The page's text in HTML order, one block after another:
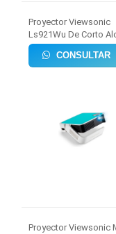
Proyector Viewsonic
Ls921Wu De Corto
CONSULTAR
Proyector Viewsonic